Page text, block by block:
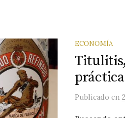
ECONOMÍA
Publicado en